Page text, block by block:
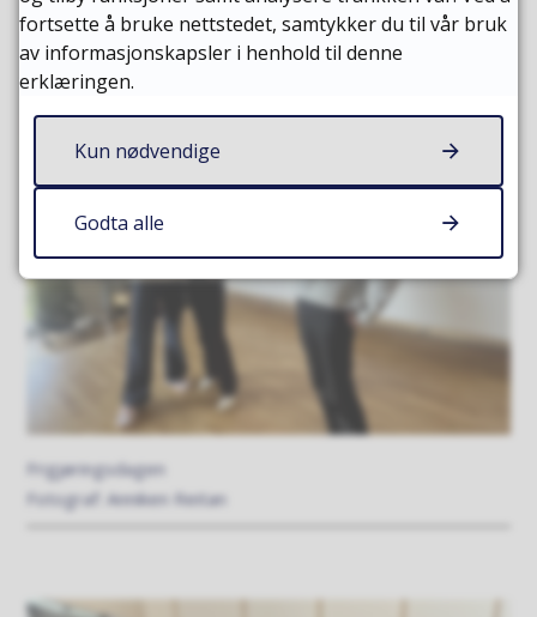
Frigjøringsdagen
Anniken Reitan
fortsette å bruke nettstedet, samtykker du til vår bruk
av informasjonskapsler i henhold til denne
erklæringen.
Kun nødvendige
Godta alle